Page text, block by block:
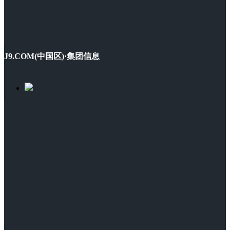
J9.COM(中国区)·集团信息